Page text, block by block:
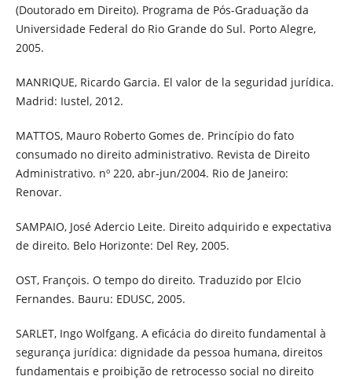
(Doutorado em Direito). Programa de Pós-Graduação da
Universidade Federal do Rio Grande do Sul. Porto Alegre,
2005.
MANRIQUE, Ricardo Garcia. El valor de la seguridad jurídica.
Madrid: Iustel, 2012.
MATTOS, Mauro Roberto Gomes de. Princípio do fato
consumado no direito administrativo. Revista de Direito
Administrativo. nº 220, abr-jun/2004. Rio de Janeiro:
Renovar.
SAMPAIO, José Adercio Leite. Direito adquirido e expectativa
de direito. Belo Horizonte: Del Rey, 2005.
OST, François. O tempo do direito. Traduzido por Elcio
Fernandes. Bauru: EDUSC, 2005.
SARLET, Ingo Wolfgang. A eficácia do direito fundamental à
segurança jurídica: dignidade da pessoa humana, direitos
fundamentais e proibição de retrocesso social no direito